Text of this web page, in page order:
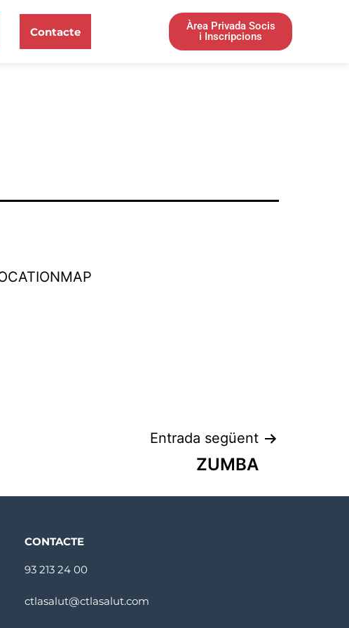
Contacte
Àrea Privada Socis
i Inscripcions
Entrada següent
ZUMBA
CONTACTE
93 213 24 00
ctlasalut@ctlasalut.com